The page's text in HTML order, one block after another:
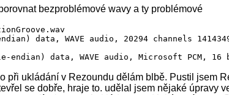
bezproblémové wavy a ty problémové
data, WAVE audio, 20294 channels
při ukládání v Rezoundu dělám blbě. Pustil jsem
se dobře, hraje to. udělal jsem nějaké úpravy